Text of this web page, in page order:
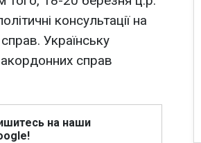
консультації на
справ. Українську
справ
на наши